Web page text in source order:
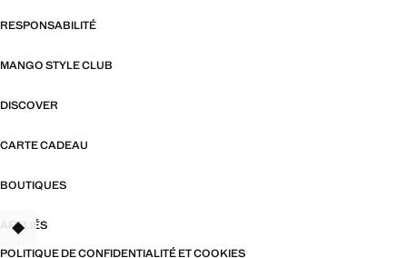
RESPONSABILITÉ
MANGO STYLE CLUB
DISCOVER
CARTE CADEAU
BOUTIQUES
AFFILIÉS
POLITIQUE DE CONFIDENTIALITÉ ET COOKIES